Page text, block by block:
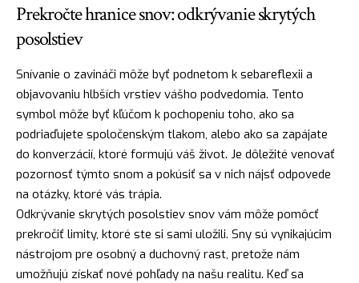
Prekročte hranice snov: odkrývanie skrytých
posolstiev
Snívanie o zavináči môže byť podnetom k sebareflexii a
objavovaniu hlbších vrstiev vášho podvedomia. Tento
symbol môže byť kľúčom k pochopeniu toho, ako sa
podriaďujete spoločenským tlakom, alebo ako sa zapájate
do konverzácií, ktoré formujú váš život. Je dôležité venovať
pozornosť týmto snom a pokúsiť sa v nich nájsť odpovede
na otázky, ktoré vás trápia.
Odkrývanie skrytých posolstiev snov vám môže pomôcť
prekročiť limity, ktoré ste si sami uložili. Sny sú vynikajúcim
nástrojom pre osobný a duchovný rast, pretože nám
umožňujú získať nové pohľady na našu realitu. Keď sa